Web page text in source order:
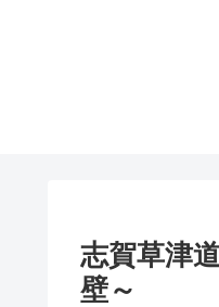
志賀草津
壁～